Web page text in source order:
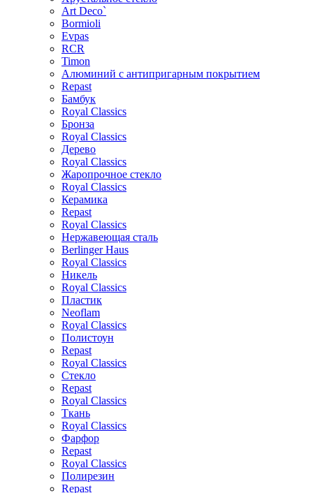
Art Deco`
Bormioli
Evpas
RCR
Timon
Алюминий с антипригарным покрытием
Repast
Бамбук
Royal Classics
Бронза
Royal Classics
Дерево
Royal Classics
Жаропрочное стекло
Royal Classics
Керамика
Repast
Royal Classics
Нержавеющая сталь
Berlinger Haus
Royal Classics
Никель
Royal Classics
Пластик
Neoflam
Royal Classics
Полистоун
Repast
Royal Classics
Стекло
Repast
Royal Classics
Ткань
Royal Classics
Фарфор
Repast
Royal Classics
Полирезин
Repast